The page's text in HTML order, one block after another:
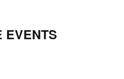
EVENTS